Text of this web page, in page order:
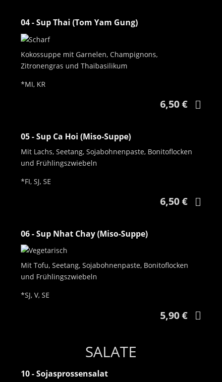
04 - Sup Thai (Tom Yam Gung)
Kokossuppe mit Garnelen, Champignons,
Zitronengras und Thaibasilikum
*MI, KR
6,50 €
05 - Sup Ca Hoi (Miso-Suppe)
Mit Lachs, Seetang, Sojabohnenpaste, Bonitoflocken
und Frühlingszwiebeln
*FI, SJ, SE
6,50 €
06 - Sup Nhat Chay (Miso-Suppe)
Mit Tofu, Seetang, Sojabohnenpaste, Bonitoflocken
und Frühlingszwiebeln
*SJ, V, SE
5,90 €
SALATE
10 - Sojasprossensalat